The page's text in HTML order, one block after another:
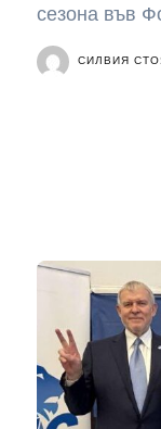
сезона във
СИЛВИЯ